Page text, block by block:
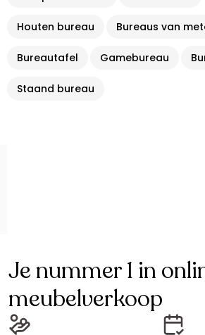
Houten bureau Bureaus van
Bureautafel Gamebureau
Staand bureau
Je nummer 1 in
meubelverkoop